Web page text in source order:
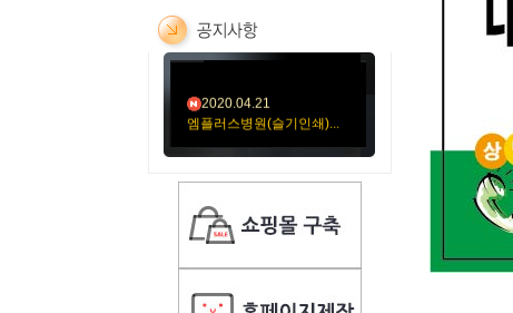
2020.05.06
미소요양병원(성민문화사...
엠플러스병원(슬기인쇄)...
2020.04.21
2020.04.21
성가롤로병원(먹는약)순...